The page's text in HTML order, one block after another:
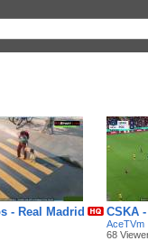
- Real Madrid CSKA
AceTVm
68